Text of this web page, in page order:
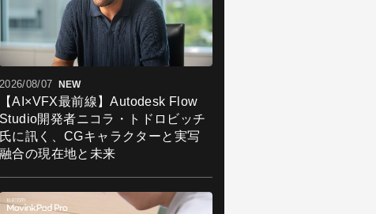
2026/08/07 NEW
【AI×VFX最前線】Autodesk Flow
Studio開発者ニコラ・トドロビッチ
氏に訊く、CGキャラクターと実写
融合の現在地と未来